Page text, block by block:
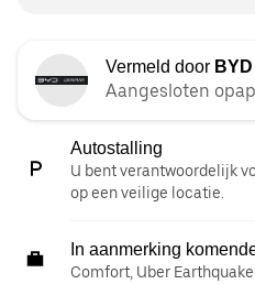
Vermeld door BYD
Aangesloten
Autostalling
U bent verantwoordelijk
op een veilige locatie.
In aanmerking
Comfort, Uber